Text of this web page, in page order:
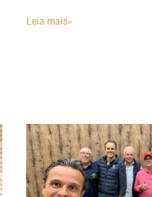
Leia mais»